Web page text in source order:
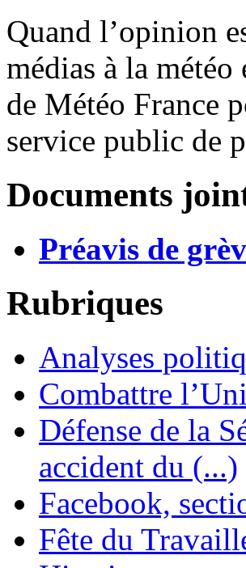
Quand l’opinion
médias à la
de Météo France
service public de
Documents
Préavis de
Rubriques
Analyses
Combattre
Défense de la
accident du (...)
Facebook,
Fête du